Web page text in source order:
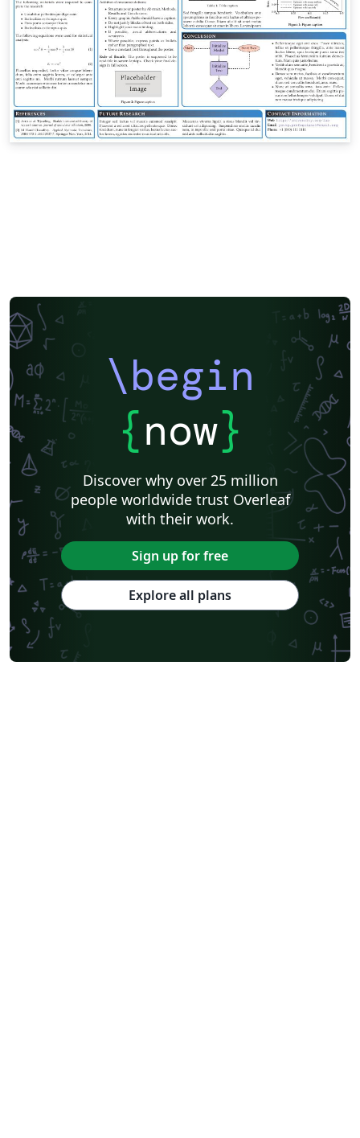
\begin
{now}
Discover why over 25 million
people worldwide trust Overleaf
with their work.
Sign up for free
Explore all plans